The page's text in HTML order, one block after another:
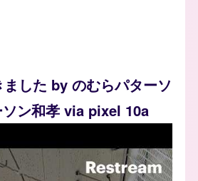
した by のむらパターソ
ン和孝 via pixel 10a